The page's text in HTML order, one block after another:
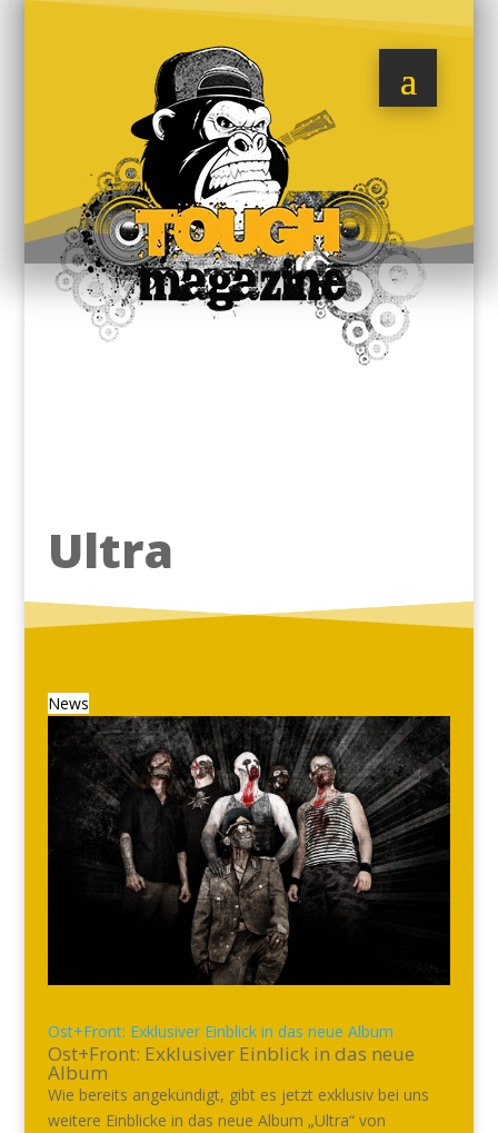
Ultra
News
Ost+Front: Exklusiver Einblick in das neue Album
Ost+Front: Exklusiver Einblick in das neue
Album
Wie bereits angekündigt, gibt es jetzt exklusiv bei uns
weitere Einblicke in das neue Album „Ultra“ von